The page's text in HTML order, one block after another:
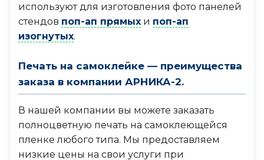
используют для изготовления фото панелей
стендов поп-ап прямых и поп-ап
изогнутых.
Печать на самоклейке — преимущества
заказа в компании АРНИКА-2.
В нашей компании вы можете заказать
полноцветную печать на самоклеющейся
пленке любого типа. Мы предоставляем
низкие цены на свои услуги при